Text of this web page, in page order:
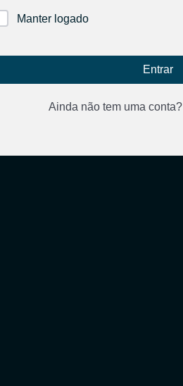
Manter logado
Entrar
Ainda não tem uma conta?